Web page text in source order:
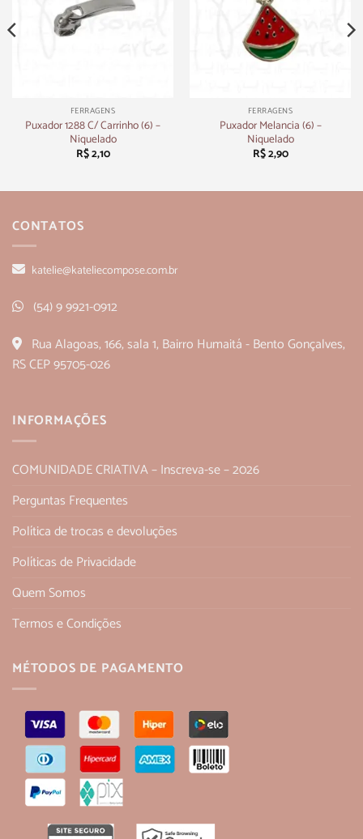
FERRAGENS
Puxador 1288 C/ Carrinho (6) –
Niquelado
R$2,10
FERRAGENS
Puxador Melancia (6) –
Niquelado
R$2,90
CONTATOS
katelie@kateliecompose.com.br
(54) 9 9921-0912
Rua Alagoas, 166, sala 1, Bairro Humaitá - Bento Gonçalves,
RS CEP 95705-026
INFORMAÇÕES
COMUNIDADE CRIATIVA – Inscreva-se – 2026
Perguntas Frequentes
Política de trocas e devoluções
Políticas de Privacidade
Quem Somos
Termos e Condições
MÉTODOS DE PAGAMENTO